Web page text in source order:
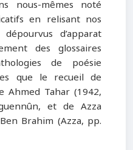
nous-mêmes noté
en relisant nos
d’apparat
des glossaires
de poésie
que le recueil de
Ahmed Tahar (1942,
et de Azza
Brahim (Azza, pp.